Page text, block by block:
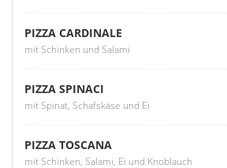
PIZZA CARDINALE
mit Schinken und Salami
PIZZA SPINACI
mit Spinat, Schafskäse und Ei
PIZZA TOSCANA
mit Schinken, Salami, Ei und Knoblauch